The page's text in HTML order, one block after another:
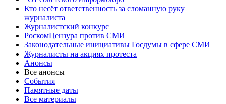
Кто несёт ответственность за сломанную руку
журналиста
Журналистский конкурс
РоскомЦензура против СМИ
Законодательные инициативы Госдумы в сфере СМИ
Журналисты на акциях протеста
Анонсы
Все анонсы
События
Памятные даты
Все материалы